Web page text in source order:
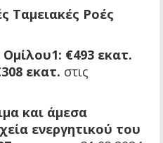
Ταμειακές Ροές
€493 εκατ.
εκατ. στις
και άμεσα
ενεργητικού του